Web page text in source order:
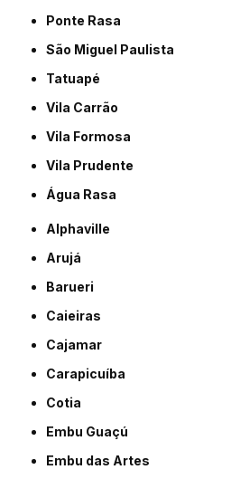
Ponte Rasa
São Miguel Paulista
Tatuapé
Vila Carrão
Vila Formosa
Vila Prudente
Água Rasa
Alphaville
Arujá
Barueri
Caieiras
Cajamar
Carapicuíba
Cotia
Embu Guaçú
Embu das Artes